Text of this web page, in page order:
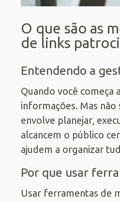
O que são as
de links
Entendendo a
Quando você começa
informações. Mas não
envolve planejar,
alcancem o público
ajudem a organizar
Por que usar
Usar ferramentas de